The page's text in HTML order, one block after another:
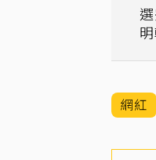
網紅